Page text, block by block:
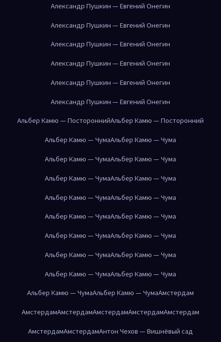
Александр Пушкин — Евгений Онегин
Александр Пушкин — Евгений Онегин
Александр Пушкин — Евгений Онегин
Александр Пушкин — Евгений Онегин
Александр Пушкин — Евгений Онегин
Александр Пушкин — Евгений Онегин
Альбер Камю — ПостороннийАльбер Камю — Посторонний
Альбер Камю — ЧумаАльбер Камю — Чума
Альбер Камю — ЧумаАльбер Камю — Чума
Альбер Камю — ЧумаАльбер Камю — Чума
Альбер Камю — ЧумаАльбер Камю — Чума
Альбер Камю — ЧумаАльбер Камю — Чума
Альбер Камю — ЧумаАльбер Камю — Чума
Альбер Камю — ЧумаАльбер Камю — Чума
Альбер Камю — ЧумаАльбер Камю — Чума
Альбер Камю — ЧумаАльбер Камю — ЧумаАмстердам
АмстердамАмстердамАмстердамАмстердамАмстердам
АмстердамАмстердамАнтон Чехов — Вишнёвый сад